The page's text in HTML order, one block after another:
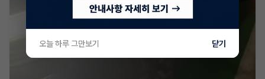
오늘 하루 그만보기 닫기